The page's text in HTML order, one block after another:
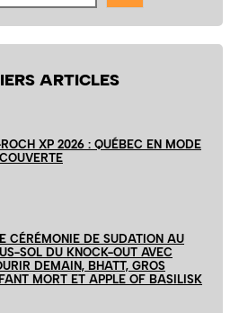
ARTICLES
XP 2026 : QUÉBEC EN MODE
CÉRÉMONIE DE SUDATION AU
SOL DU KNOCK-OUT AVEC
DEMAIN, BHATT, GROS
MORT ET APPLE OF BASILISK